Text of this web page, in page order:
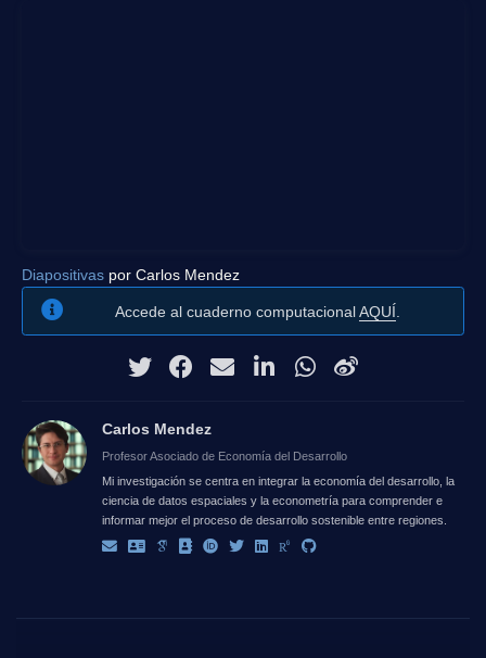
Diapositivas por Carlos Mendez
Accede al cuaderno computacionalAQUÍ
Carlos Mendez
Profesor Asociado de Economía del Desarrollo
Mi investigación se centra en integrar la economía del desarrollo, la
ciencia de datos espaciales y la econometría para comprender e
informar mejor el proceso de desarrollo sostenible entre regiones.